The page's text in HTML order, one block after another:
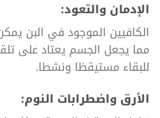
الإدمان والتعود:
الكافيين الموجود في البن
مما يجعل الجسم يعتاد على
للبقاء مستيقظا ونشطا.
الأرق واضطرابات النوم: